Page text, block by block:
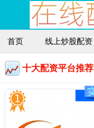
首页 线上炒股配资
十大配资平台推荐